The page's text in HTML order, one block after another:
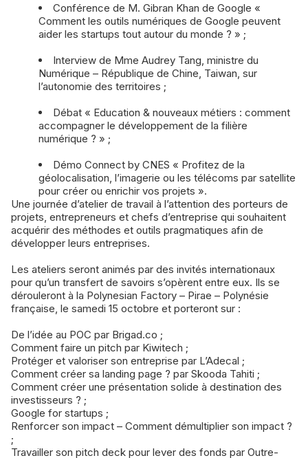
Conférence de M. Gibran Khan de Google «
Comment les outils numériques de Google peuvent
aider les startups tout autour du monde ? » ;
Interview de Mme Audrey Tang, ministre du
Numérique – République de Chine, Taiwan, sur
l’autonomie des territoires ;
Débat « Education & nouveaux métiers : comment
accompagner le développement de la filière
numérique ? » ;
Démo Connect by CNES « Profitez de la
géolocalisation, l’imagerie ou les télécoms par satellite
pour créer ou enrichir vos projets ».
Une journée d’atelier de travail à l’attention des porteurs de
projets, entrepreneurs et chefs d’entreprise qui souhaitent
acquérir des méthodes et outils pragmatiques afin de
développer leurs entreprises.
Les ateliers seront animés par des invités internationaux
pour qu’un transfert de savoirs s’opèrent entre eux. Ils se
dérouleront à la Polynesian Factory – Pirae – Polynésie
française, le samedi 15 octobre et porteront sur :
De l’idée au POC par Brigad.co ;
Comment faire un pitch par Kiwitech ;
Protéger et valoriser son entreprise par L’Adecal ;
Comment créer sa landing page ? par Skooda Tahiti ;
Comment créer une présentation solide à destination des
investisseurs ? ;
Google for startups ;
Renforcer son impact – Comment démultiplier son impact ?
;
Travailler son pitch deck pour lever des fonds par Outre-